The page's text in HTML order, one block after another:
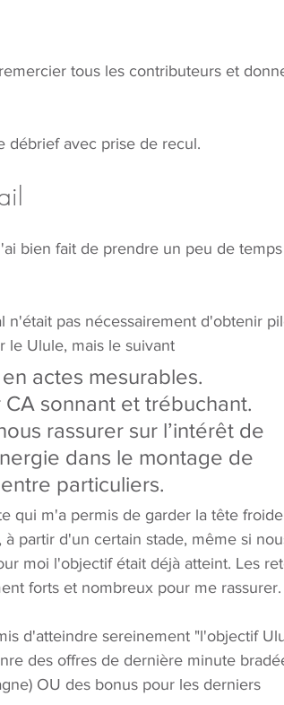
tous les contributeurs et
débrief avec prise de recul.
bien fait de prendre un peu de temps
n'était pas nécessairement d'obtenir
le Ulule, mais le suivant
actes mesurables.
sonnant et trébuchant.
rassurer sur l’intérêt de
dans le montage de
particuliers.
qui m'a permis de garder la tête froide
partir d'un certain stade, même si
moi l'objectif était déjà atteint. Les
forts et nombreux pour me rassurer.
d'atteindre sereinement "l'objectif
des offres de dernière minute
OU des bonus pour les derniers